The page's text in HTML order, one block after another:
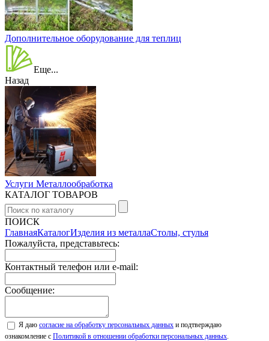
Дополнительное оборудование для теплиц
Еще...
Назад
Услуги Металлообработка
КАТАЛОГ ТОВАРОВ
ПОИСК
ГлавнаяКаталогИзделия из металлаСтолы, стулья
Пожалуйста, представьтесь:
Контактный телефон или e-mail:
Сообщение:
Я даю согласие на обработку персональных данных и подтверждаю
ознакомление с Политикой в отношении обработки персональных данных.